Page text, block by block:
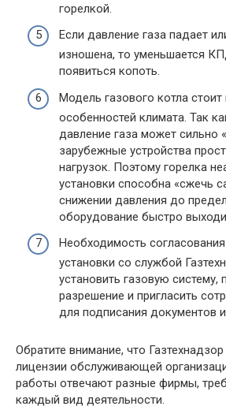
горелкой.
Если давление газа падает
изношена, то уменьшается
появиться копоть.
Модель газового котла
особенностей климата. Так
давление газа может сильно
зарубежные устройства
нагрузок. Поэтому горелка
установки способна «сжечь
снижении давления до
оборудование быстро
Необходимость
установки со службой
установить газовую систему,
разрешение и пригласить
для подписания документов
Обратите внимание, что
лицензии обслуживающей
работы отвечают разные фирмы,
каждый вид деятельности.